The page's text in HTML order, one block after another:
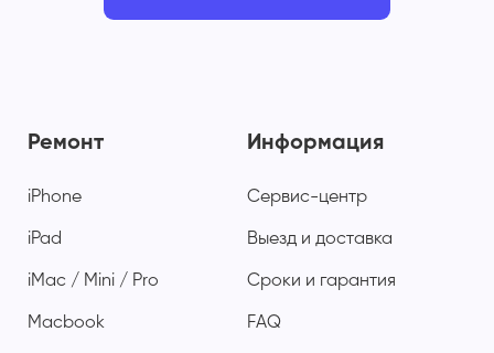
Ремонт
iPhone
iPad
iMac / Mini / Pro
Macbook
Информация
Сервис-центр
Выезд и доставка
Сроки и гарантия
FAQ